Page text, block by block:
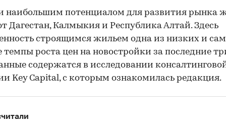
наибольшим потенциалом для развития рынка
Дагестан, Калмыкия и Республика Алтай. Здесь
строящимся жильем одна из низких и
темпы роста цен на новостройки за последние
содержатся в исследовании
Key Capital, с которым ознакомилась редакция.